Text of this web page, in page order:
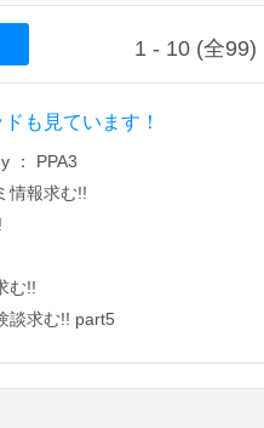
1 - 10 (全99)
も見ています！
： PPA3
情報求む!!
む!!
談求む!! part5